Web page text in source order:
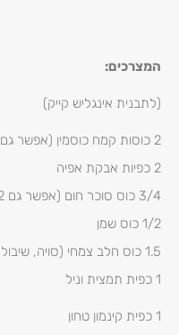
המצרכים:
(לתבנית אינגליש קייק)
2 כוסות קמח כוסמין (אפשר גם קמחים אחרים)
2 כפיות אבקת אפיה
3/4 כוס סוכר חום (אפשר גם 1/2 כוס סירופ אגבה או מייפל אמיתי)
1/2 כוס שמן
1.5 כוס חלב צמחי (סויה, שיבולת שועל, אגוזים…)
1 כפית תמצית וניל
1 כפית קינמון טחון